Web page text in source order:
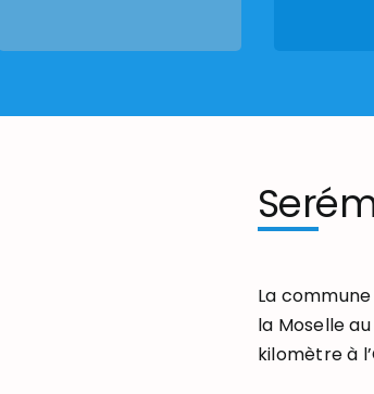
La
la Moselle
kilomètre à